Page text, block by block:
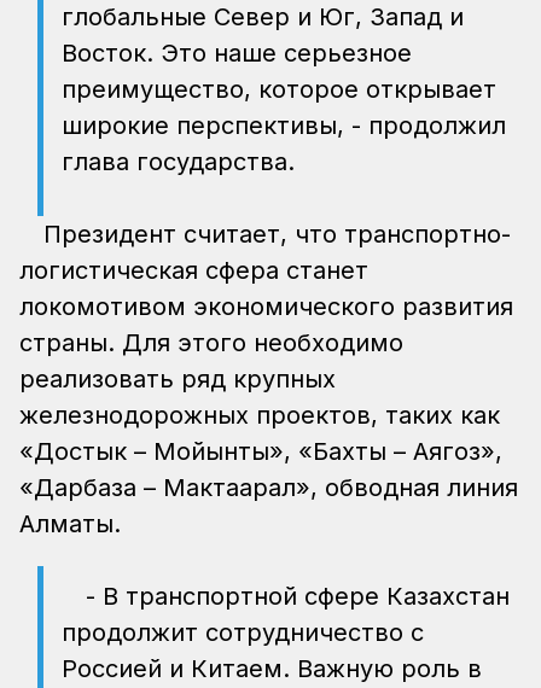
глобальные Север и Юг, Запад и
Восток. Это наше серьезное
преимущество, которое открывает
широкие перспективы, - продолжил
глава государства.
Президент считает, что транспортно-
логистическая сфера станет
локомотивом экономического развития
страны. Для этого необходимо
реализовать ряд крупных
железнодорожных проектов, таких как
«Достык – Мойынты», «Бахты – Аягоз»,
«Дарбаза – Мактаарал», обводная линия
Алматы.
- В транспортной сфере Казахстан
продолжит сотрудничество с
Россией и Китаем. Важную роль в